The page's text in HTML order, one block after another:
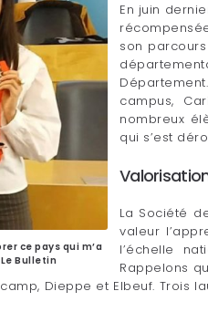
ce pays qui m’a
Bulletin
En juin
son
campus,
nombreux
qui s’est
La Société
valeur
l’échelle
Rappelons
Dieppe et Elbeuf.